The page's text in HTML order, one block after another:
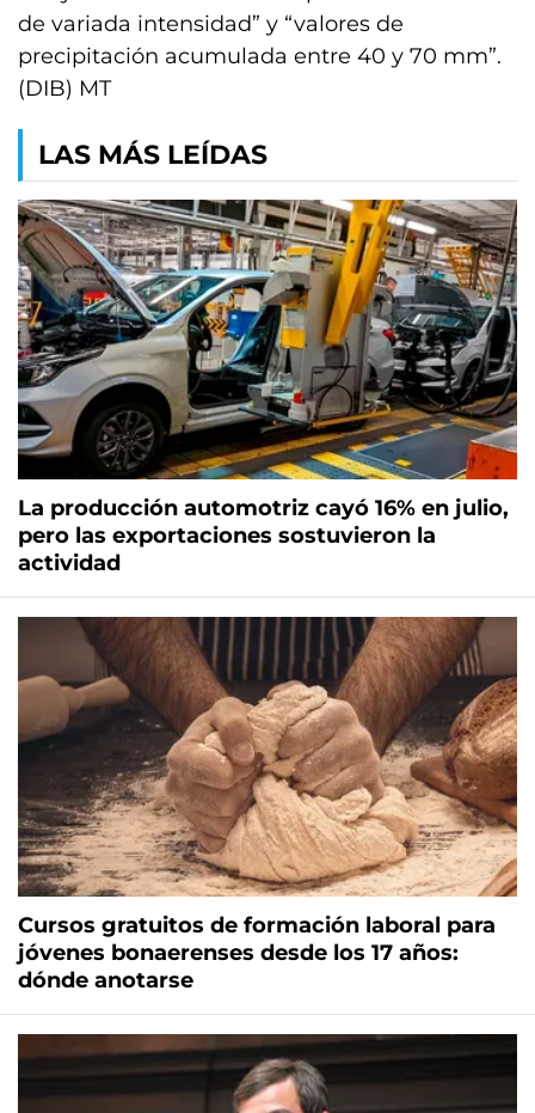
de variada intensidad” y “valores de
precipitación acumulada entre 40 y 70 mm”.
(DIB) MT
LAS MÁS LEÍDAS
La producción automotriz cayó 16% en julio,
pero las exportaciones sostuvieron la
actividad
Cursos gratuitos de formación laboral para
jóvenes bonaerenses desde los 17 años:
dónde anotarse